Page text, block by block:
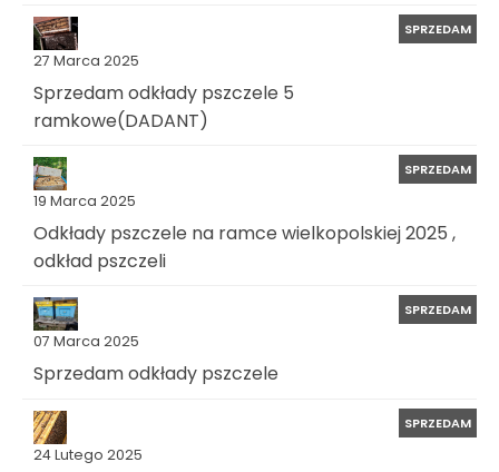
27 Marca 2025
SPRZEDAM
Sprzedam odkłady pszczele 5
ramkowe(DADANT)
19 Marca 2025
SPRZEDAM
Odkłady pszczele na ramce wielkopolskiej 2025 ,
odkład pszczeli
07 Marca 2025
SPRZEDAM
Sprzedam odkłady pszczele
24 Lutego 2025
SPRZEDAM